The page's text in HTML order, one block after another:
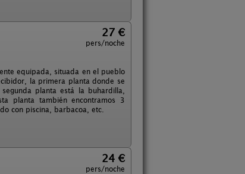
27 €
pers/noche
equipada, situada en el pueblo
la primera planta donde se
planta está la buhardilla,
planta también encontramos 3
con piscina, barbacoa, etc.
24 €
pers/noche